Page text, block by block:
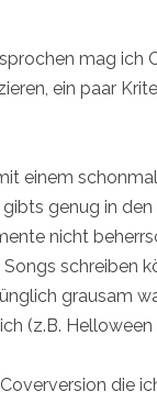
mag ich
ein paar
einem
genug in den
nicht
schreiben
grausam
(z.B.
die